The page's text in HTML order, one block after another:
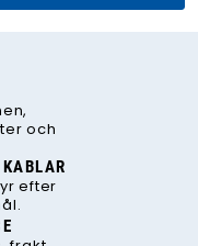
och
efter